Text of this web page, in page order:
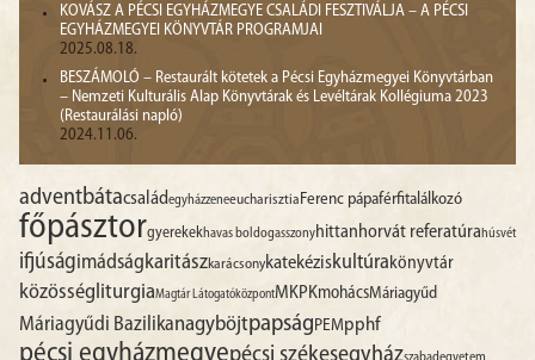
KOVÁSZ A PÉCSI EGYHÁZMEGYE CSALÁDI FESZTIVÁLJA – A PÉCSI
EGYHÁZMEGYEI KÖNYVTÁR PROGRAMJAI
2025.08.18.
BESZÁMOLÓ – Restaurált kötetek a Pécsi Egyházmegyei Könyvtárban
– Nemzeti Kulturális Alap Könyvtárak és Levéltárak Kollégiuma 2023
(Restaurálási napló)
2024.11.06.
adventbátacsaládegyházzeneeucharisztia Ferenc pápaférfitalálkozó
főpásztorgyerekekhavas boldogasszonyhittanhorvát referatúrahúsvét
ifjúságimádságkaritászkarácsonykatekéziskultúra könyvtár
közösségliturgiaMagtár LátogatóközpontMKPKmohácsMáriagyűd
Máriagyűdi Bazilikanagyböjtpapság PEMpphf
pécsi egyházmegyepécsi székesegyház